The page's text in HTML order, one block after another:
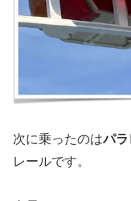
次に乗ったのはパラ
レールです。